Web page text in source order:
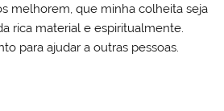
melhorem, que minha colheita seja
rica material e espiritualmente.
para ajudar a outras pessoas.